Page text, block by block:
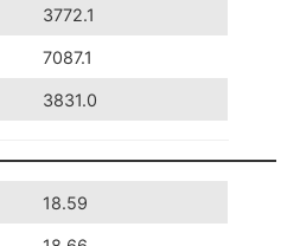
3772.1
7087.1
3831.0
18.59